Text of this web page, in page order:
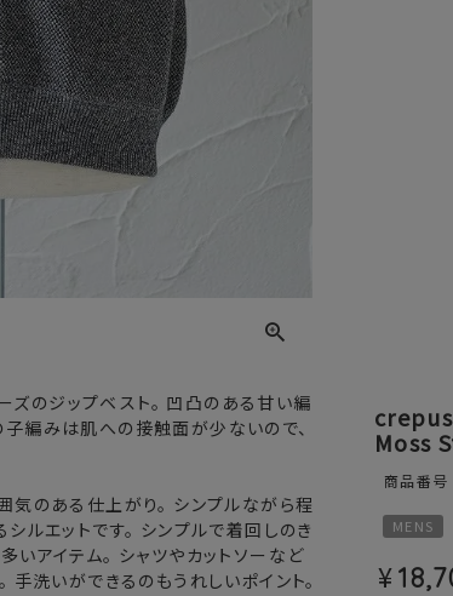
ジップベスト。 凹凸のある甘い編
編みは肌への接触面が少ないので、
気のある仕上がり。 シンプルながら程
ルエットです。 シンプルで着回しのき
いアイテム。 シャツやカットソーなど
手洗いができるのもうれしいポイント。
Moss
商品番号
MENS
¥